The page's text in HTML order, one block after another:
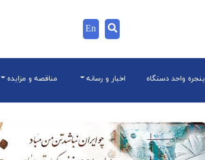
En
پنجره واحد دستگاه اخبار و رسانه مناقصه و مزایده